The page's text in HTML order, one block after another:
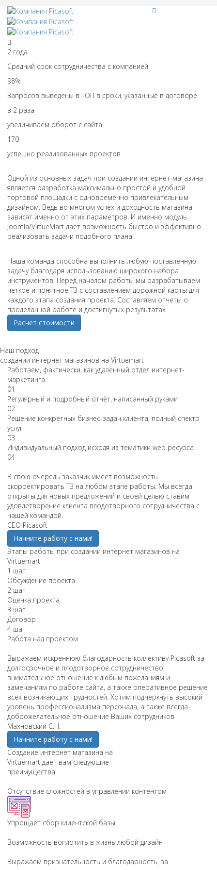
2 года
Средний срок сотрудничества с компанией
98%
Запросов выведены в ТОП в сроки, указанные в договоре
в 2 раза
увеличиваем оборот с сайта
170
успешно реализованных проектов
Одной из основных задач при создании интернет-магазина
является разработка максимально простой и удобной
торговой площадки с одновременно привлекательным
дизайном. Ведь во многом успех и доходность магазина
зависят именно от этих параметров. И именно модуль
Joomla/VirtueMart дает возможность быстро и эффективно
реализовать задачи подобного плана.
Наша команда способна выполнить любую поставленную
задачу благодаря использованию широкого набора
инструментов. Перед началом работы мы разрабатываем
четкое и понятное ТЗ с составлением дорожной карты для
каждого этапа создания проекта. Составляем отчеты о
проделанной работе и достигнутых результатах.
Расчет стоимости
Наш подход
создании интернет магазинов на Virtuemart
Работаем, фактически, как удаленный отдел интернет-
маркетинга
01
Регулярный и подробный отчёт, написанный руками
02
Решение конкретных бизнес-задач клиента, полный спектр
услуг
03
Индивидуальный подход исходя из тематики web ресурса
04
В свою очередь заказчик имеет возможность
скорректировать ТЗ на любом этапе работы. Мы всегда
открыты для новых предложений и своей целью ставим
удовлетворение клиента плодотворного сотрудничества с
нашей командой.
СЕО Picasoft
Начните работу с нами!
Этапы работы при создании интернет магазинов на
Virtuemart
1 шаг
Обсуждение проекта
2 шаг
Оценка проекта
3 шаг
Договор
4 шаг
Работа над проектом
Выражаем искреннюю благодарность коллективу Picasoft за
долгосрочное и плодотворное сотрудничество,
внимательное отношение к любым пожеланиям и
замечаниям по работе сайта, а также оперативное решение
всех возникающих трудностей. Хотим подчеркнуть высокий
уровень профессионализма персонала, а также всегда
доброжелательное отношение Ваших сотрудников.
Махновский С.Н.
Начните работу с нами!
Создание интернет магазина на
Virtuemart дает вам следующие
преимущества
Отсутствие сложностей в управлении контентом
Упрощает сбор клиентской базы
Возможность воплотить в жизнь любой дизайн
Выражаем признательность и благодарность, за